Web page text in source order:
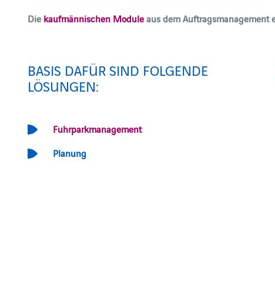
Die kaufmännischen Moduleaus dem Auftragsmanagement
BASIS DAFÜR SIND FOLGENDE
LÖSUNGEN:
Fuhrparkmanagement
Planung